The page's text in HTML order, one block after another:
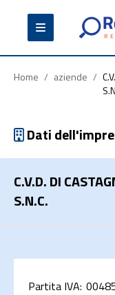
Partita
Iva
Codice
Fiscale
Ragione
Sociale
Home / aziende /
Dati
C.V.D. DI
S.N.C.
Partita IVA: